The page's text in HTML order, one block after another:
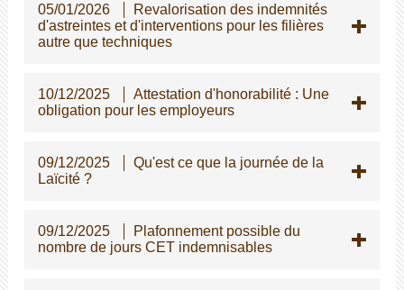
05/01/2026
Revalorisation des indemnités
d'astreintes et d'interventions pour les filières
autre que techniques
10/12/2025
Attestation d'honorabilité : Une
obligation pour les employeurs
09/12/2025
Qu'est ce que la journée de la
Laïcité ?
09/12/2025
Plafonnement possible du
nombre de jours CET indemnisables